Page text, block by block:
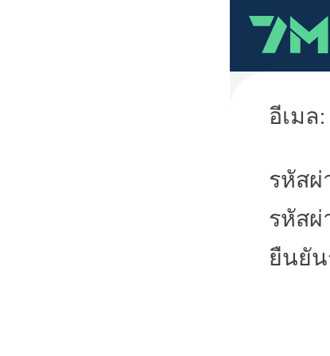
อีเมล:
รหัสผ่
รหัสผ่
ยืนยั